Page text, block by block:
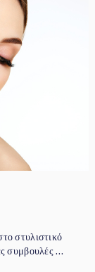
στυλιστικό
συμβουλές …